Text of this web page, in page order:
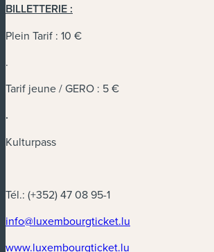
BILLETTERIE :
Plein Tarif : 10 €
.
Tarif jeune / GERO : 5 €
.
Kulturpass
Tél.: (+352) 47 08 95-1
info@luxembourgticket.lu
www.luxembourgticket.lu